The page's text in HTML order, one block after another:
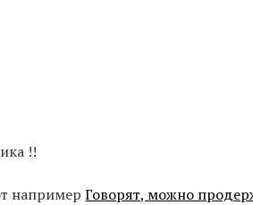
!!
напримерГоворят, можно